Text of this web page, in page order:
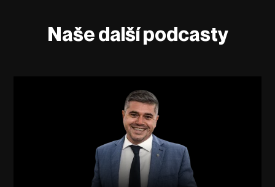
Naše další podcasty